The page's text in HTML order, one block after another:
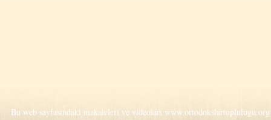
Bu web sayfasındaki makaleleri ve videoları www.ortodokslartoplulugu.org